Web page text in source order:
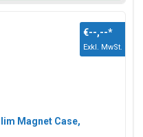
Magnet Case,
€--,--*
Exkl. MwSt.